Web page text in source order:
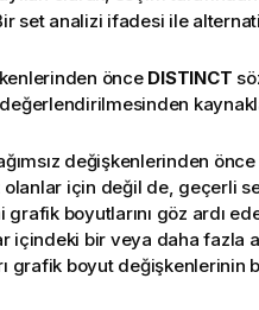
set analizi ifadesi ile
önce DISTINCT
değişkenlerinden
için değil de, geçerli
boyutlarını göz ardı
içindeki bir veya daha fazla
grafik boyut değişkenlerinin